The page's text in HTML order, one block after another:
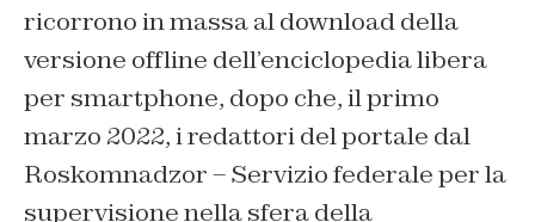
ricorrono in massa al download della
versione offline dell’enciclopedia libera
per smartphone, dopo che, il primo
marzo 2022, i redattori del portale dal
Roskomnadzor – Servizio federale per la
supervisione nella sfera della